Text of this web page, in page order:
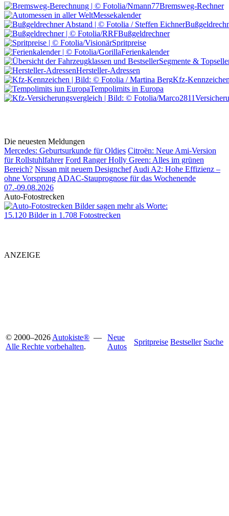
Bremsweg-Rechner
Messekalender
Bußgeldrechner
Spritpreise
Ferienkalender
Segmente &
Hersteller-Adressen
Kfz-
Tempolimits in Europa
Die neuesten Meldungen
Mercedes: Geburtsurkunde für Oldies Citroën: Neue Ami-Version
für Rollstuhlfahrer Ford Ranger Holly Green: Alles im grünen
Bereich? Nissan mit neuem Designchef Audi A2: Hohe Effizienz –
ohne Vorsprung ADAC-Stauprognose für das Wochenende
07.-09.08.2026
Auto-Fotostrecken
Bilder sagen mehr als Worte:
15.120 Bilder in 1.708 Fotostrecken
ANZEIGE
© 2000–2026 Autokiste® —
Alle Rechte vorbehalten.
Neue
Autos
Spritpreise Bestseller Suche